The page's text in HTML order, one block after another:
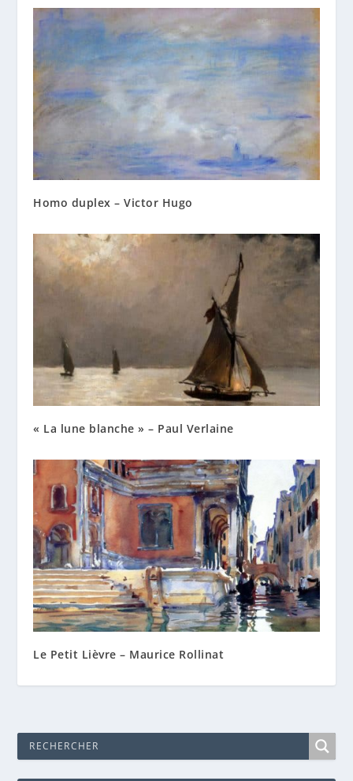
Homo duplex – Victor Hugo
« La lune blanche » – Paul Verlaine
Le Petit Lièvre – Maurice Rollinat